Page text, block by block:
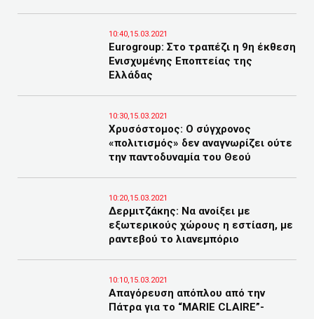
10:40,15.03.2021
Eurogroup: Στο τραπέζι η 9η έκθεση
Ενισχυμένης Εποπτείας της
Ελλάδας
10:30,15.03.2021
Χρυσόστομος: Ο σύγχρονος
«πολιτισμός» δεν αναγνωρίζει ούτε
την παντοδυναμία του Θεού
10:20,15.03.2021
Δερμιτζάκης: Να ανοίξει με
εξωτερικούς χώρους η εστίαση, με
ραντεβού το λιανεμπόριο
10:10,15.03.2021
Απαγόρευση απόπλου από την
Πάτρα για το “MARIE CLAIRE”-